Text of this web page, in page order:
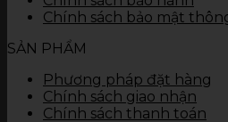
Gạch kích thước
Thiết bị vệ sinh
Tiểu nam, tiểu
Sen vòi
Các thiết bị khác
Chính sách bảo mật
SẢN PHẨM
Phương pháp đặt hàng
Chính sách giao nhận
Chính sách thanh toán